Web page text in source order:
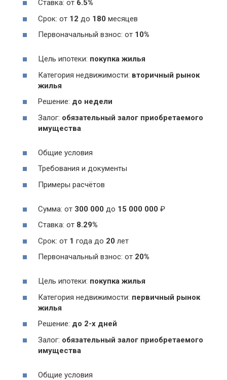
Ставка: от 6.5%
Срок: от 12 до 180 месяцев
Первоначальный взнос: от 10%
Цель ипотеки: покупка жилья
Категория недвижимости: вторичный рынок
жилья
Решение: до недели
Залог: обязательный залог приобретаемого
имущества
Общие условия
Требования и документы
Примеры расчётов
Сумма: от 300 000 до 15 000 000 ₽
Ставка: от 8.29%
Срок: от 1 года до 20 лет
Первоначальный взнос: от 20%
Цель ипотеки: покупка жилья
Категория недвижимости: первичный рынок
жилья
Решение: до 2-х дней
Залог: обязательный залог приобретаемого
имущества
Общие условия